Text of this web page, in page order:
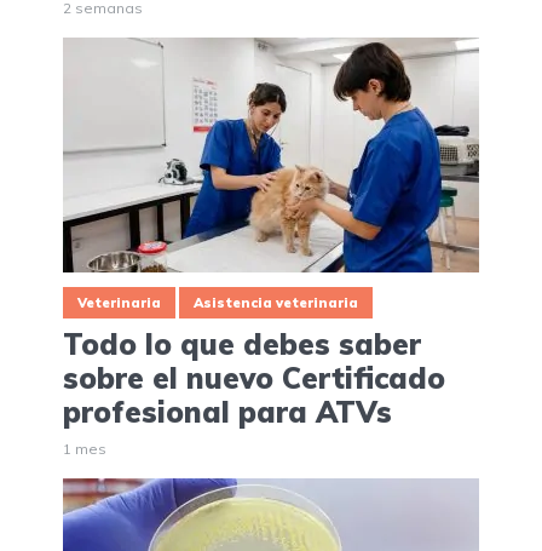
2 semanas
Veterinaria Asistencia veterinaria
Todo lo que debes saber
sobre el nuevo Certificado
profesional para ATVs
1 mes